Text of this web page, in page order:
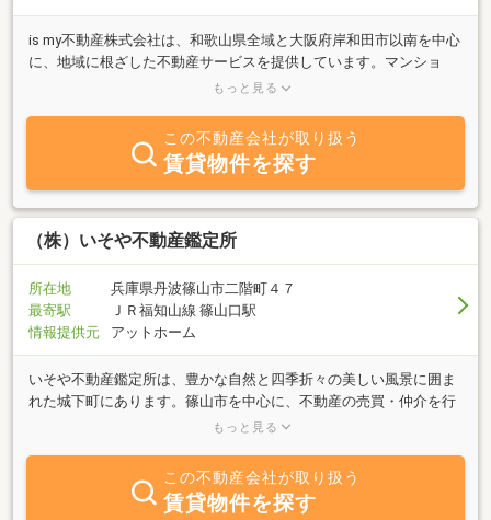
is my不動産株式会社は、和歌山県全域と大阪府岸和田市以南を中心
に、地域に根ざした不動産サービスを提供しています。マンショ
ン・戸建て・土地・アパート・倉庫・事業用物件まで、幅広いライ
寄り添いながら、最適な物件をご提案いたします。現地案内や周辺
環境のご説明、資金計画のご相談も丁寧に対応。女性スタッフも在
籍しており、はじめての方やご家族でのご相談も安心です。「この
街で暮らしたい」「自分に合った居住まいを見つけたい」――そん
な想いを、確かな情報と親身な対応、誠実なサポートでかたちにし
ます。不動産購入をお考えの方は、ぜひis my不動産にご相談くださ
もっと見る
この不動産会社が取り扱う
賃貸物件を探す
（株）いそや不動産鑑定所
所在地
兵庫県丹波篠山市二階町４７
最寄駅
ＪＲ福知山線 篠山口駅
情報提供元
アットホーム
いそや不動産鑑定所は、豊かな自然と四季折々の美しい風景に囲ま
れた城下町にあります。篠山市を中心に、不動産の売買・仲介を行
っており、お客様に満足のいただける物件をご紹介させていただく
す。また、不動産鑑定士として不動産鑑定評価基準に基づいた不動
産鑑定評価業務も行っております。不動産の有効活用、相続・売買
の際の税金、登記、建築・リフォームなど不動産全般に通じ専門職
もっと見る
この不動産会社が取り扱う
賃貸物件を探す